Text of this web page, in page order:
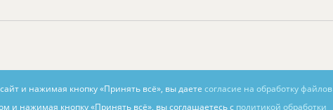
и нажимая кнопку «Принять всё», вы даете согласие на обработку файлов
и нажимая кнопку «Принять всё», вы соглашаетесь с политикой обработки